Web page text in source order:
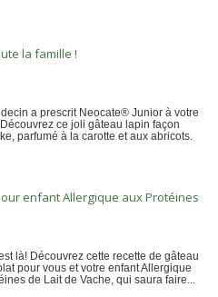
la famille !
a prescrit Neocate® Junior à votre
ce joli gâteau lapin façon
parfumé à la carotte et aux abricots.
enfant Allergique aux Protéines
là! Découvrez cette recette de gâteau
pour vous et votre enfant Allergique
de Lait de Vache, qui saura faire...